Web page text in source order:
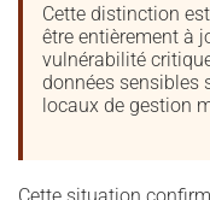
Cette distinction
être entièrement à
vulnérabilité
données sensibles
locaux de gestion
Cette situation